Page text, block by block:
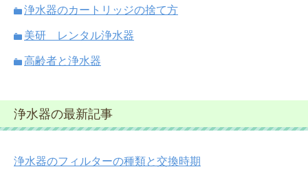
浄水器のカートリッジの捨て方
美研 レンタル浄水器
高齢者と浄水器
浄水器の最新記事
浄水器のフィルターの種類と交換時期